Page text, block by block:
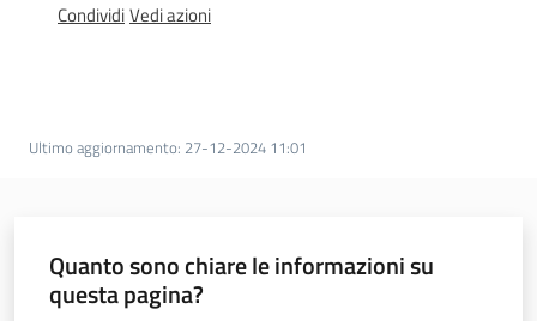
Sede
Appuntamenti
CondividiVedi azioni
Ultimo aggiornamento: 27-12-2024 11:01
Quanto sono chiare le informazioni su
questa pagina?